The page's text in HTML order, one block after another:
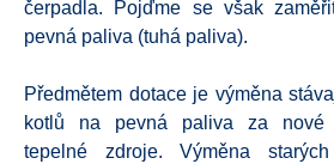
čerpadla. Pojďme se však
pevná paliva (tuhá paliva).
Předmětem dotace je výměna
kotlů na pevná paliva za nové
tepelné zdroje. Výměna